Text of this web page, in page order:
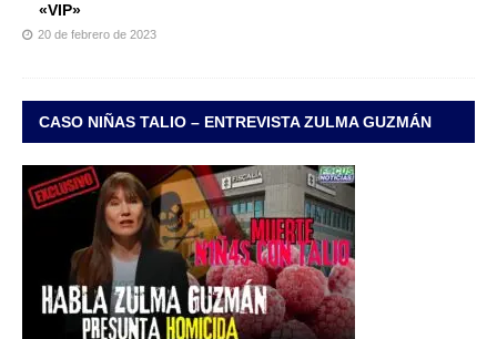
«VIP»
20 de febrero de 2023
CASO NIÑAS TALIO – ENTREVISTA ZULMA GUZMÁN